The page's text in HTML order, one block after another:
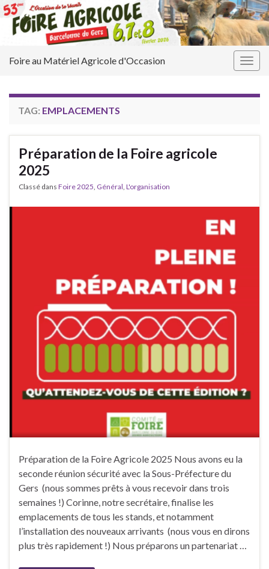
Foire au Matériel Agricole d'Occasion
TAG: EMPLACEMENTS
Préparation de la Foire agricole
2025
Classé dans Foire 2025 Général L'organisation
Préparation de la Foire Agricole 2025 Nous avons eu la
seconde réunion sécurité avec la Sous-Préfecture du
Gers (nous sommes prêts à vous recevoir dans trois
semaines !) Corinne, notre secrétaire, finalise les
emplacements de tous les stands, et notamment
l’installation des nouveaux arrivants (nous vous en dirons
plus très rapidement !) Nous préparons un partenariat …